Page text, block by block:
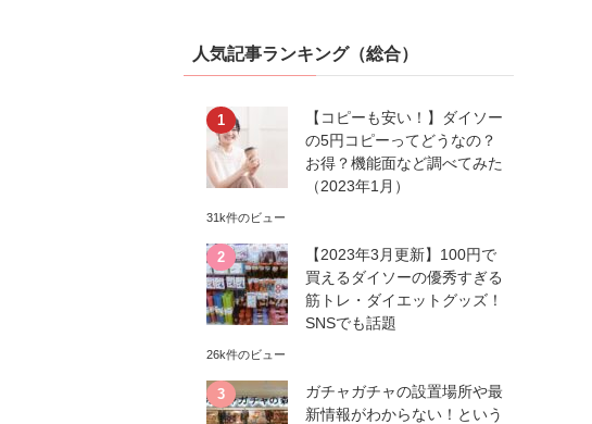
人気記事ランキング（総合）
【コピーも安い！】ダイソー
の5円コピーってどうなの？
お得？機能面など調べてみた
（2023年1月）
31k件のビュー
【2023年3月更新】100円で
買えるダイソーの優秀すぎる
筋トレ・ダイエットグッズ！
SNSでも話題
26k件のビュー
ガチャガチャの設置場所や最
新情報がわからない！という